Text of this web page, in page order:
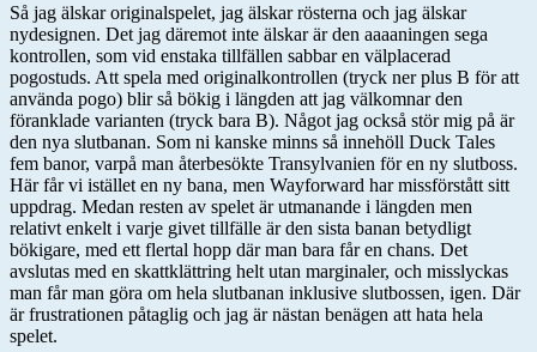
Så jag älskar originalspelet, jag älskar rösterna och jag älskar
nydesignen. Det jag däremot inte älskar är den aaaaningen sega
kontrollen, som vid enstaka tillfällen sabbar en välplacerad
pogostuds. Att spela med originalkontrollen (tryck ner plus B för att
använda pogo) blir så bökig i längden att jag välkomnar den
föranklade varianten (tryck bara B). Något jag också stör mig på är
den nya slutbanan. Som ni kanske minns så innehöll Duck Tales
fem banor, varpå man återbesökte Transylvanien för en ny slutboss.
Här får vi istället en ny bana, men Wayforward har missförstått sitt
uppdrag. Medan resten av spelet är utmanande i längden men
relativt enkelt i varje givet tillfälle är den sista banan betydligt
bökigare, med ett flertal hopp där man bara får en chans. Det
avslutas med en skattklättring helt utan marginaler, och misslyckas
man får man göra om hela slutbanan inklusive slutbossen, igen. Där
är frustrationen påtaglig och jag är nästan benägen att hata hela
spelet.